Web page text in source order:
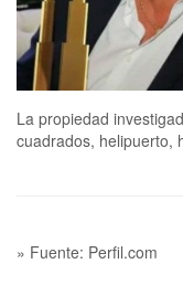
La propiedad
cuadrados, helipuerto,
» Fuente: Perfil.com